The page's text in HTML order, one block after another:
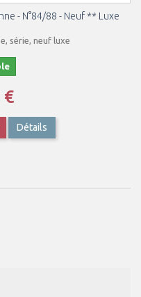
- N°84/88 - Neuf ** Luxe
série, neuf luxe
€
Détails